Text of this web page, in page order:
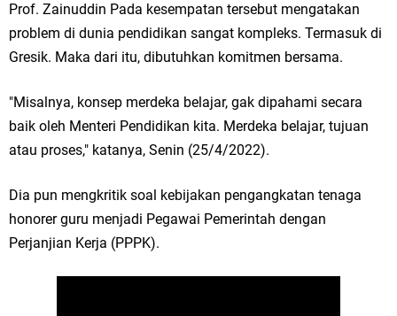
Wakil Ketua DPRD Gresik Mujid Riduan Sampaikan Doa dan Harapan di
Tahun Baru Islam 1448 H
Selamat Tahun Baru Islam 1 Muharram 1448 H: Pesan Hijrah Drs. H.
Husnul Aqib, M.M. untuk Negeri
Menuju Indonesia Emas 2045
Reses Anggota DPRD Jabar M. Rizky di Desa Cibitung Wetan: Serap
Aspirasi Petani dan Warga
Prof. Zainuddin Pada kesempatan tersebut mengatakan
problem di dunia pendidikan sangat kompleks. Termasuk di
Gresik. Maka dari itu, dibutuhkan komitmen bersama.
"Misalnya, konsep merdeka belajar, gak dipahami secara
baik oleh Menteri Pendidikan kita. Merdeka belajar, tujuan
atau proses," katanya, Senin (25/4/2022).
Dia pun mengkritik soal kebijakan pengangkatan tenaga
honorer guru menjadi Pegawai Pemerintah dengan
Perjanjian Kerja (PPPK).